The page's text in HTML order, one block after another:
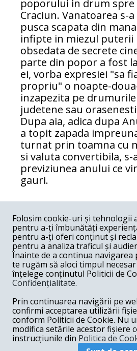
poporului in drum spre
Craciun. Vanatoarea s-
pusca scapata din
infipte in miezul puterii
obsedata de secrete
parte din popor a fost
ei, vorba expresiei "sa
propriu" o noapte-
inzapezita pe
judetene sau
Dupa aia, adica dupa
a topit zapada
turnat prin toamna cu
si valuta convertibila,
previziunea anului ce
gauri.
COMENTARII
Nume
Email
Postează comentariu
Folosim cookie-uri și tehnologii
pentru a-ți îmbunătăți
pentru a-ți oferi conținut și
pentru a analiza traficul și
Înainte de a continua
te rugăm să aloci timpul
înțelege conținutul Politicii de
Confidențialitate.
Prin continuarea navigării pe
confirmi acceptarea utilizării
conform Politicii de Cookie. Nu
modifica setările acestor fișiere
instrucțiunile din Politica de